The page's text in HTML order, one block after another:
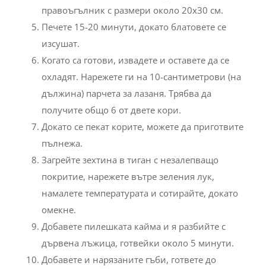
правоъгълник с размери около 20х30 см.
Печете 15-20 минути, докато блатовете се
изсушат.
Когато са готови, извадете и оставете да се
охладят. Нарежете ги на 10-сантиметрови (на
дължина) парчета за лазаня. Трябва да
получите общо 6 от двете кори.
Докато се пекат корите, можете да приготвите
пълнежа.
Загрейте зехтина в тиган с незалепващо
покритие, нарежете вътре зеления лук,
намалете температурата и сотирайте, докато
омекне.
Добавете пилешката кайма и я разбийте с
дървена лъжица, готвейки около 5 минути.
Добавете и нарязаните гъби, гответе до